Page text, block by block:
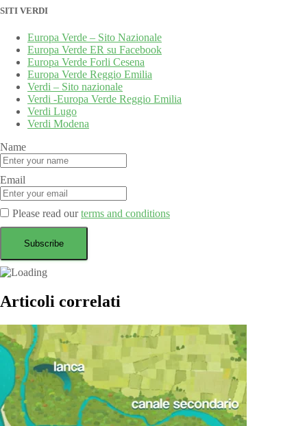
SITI VERDI
Europa Verde – Sito Nazionale
Europa Verde ER su Facebook
Europa Verde Forli Cesena
Europa Verde Reggio Emilia
Verdi – Sito nazionale
Verdi -Europa Verde Reggio Emilia
Verdi Lugo
Verdi Modena
Name
Email
Please read ourterms and conditions
Articoli correlati